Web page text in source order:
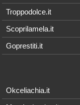
Troppodolce.it
Scoprilamela.it
Goprestiti.it
Okceliachia.it